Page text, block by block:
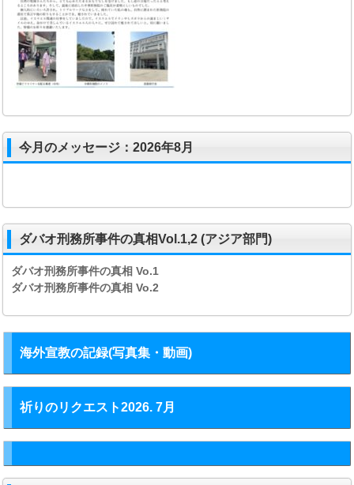
今月のメッセージ：2026年8月
ダバオ刑務所事件の真相Vol.1,2 (アジア部門)
ダバオ刑務所事件の真相Vo.1
ダバオ刑務所事件の真相Vo.2
海外宣教の記録(写真集・動画)
祈りのリクエスト2026. 7月